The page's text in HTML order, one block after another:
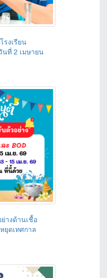
รงเรียน
ที่ 2 เมษายน
างด้านเชื้อ
ยุดเทศกาล